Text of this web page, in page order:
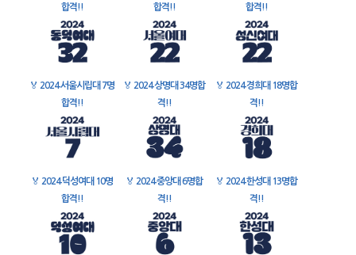
합격!!
합격!!
합격!!
🏅 2024 서울시립대 7명
합격!!
🏅 2024 상명대 34명합
격!!
🏅 2024 경희대 18명합
격!!
🏅 2024 덕성여대 10명
합격!!
🏅 2024 중앙대 6명합
격!!
🏅 2024 한성대 13명합
격!!